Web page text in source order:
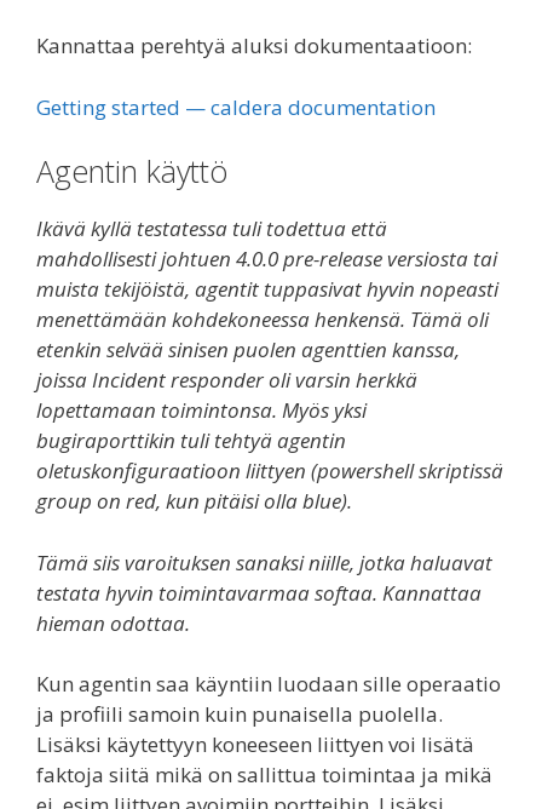
Kannattaa perehtyä aluksi dokumentaatioon:
Getting started — caldera documentation
Agentin käyttö
Ikävä kyllä testatessa tuli todettua että
mahdollisesti johtuen 4.0.0 pre-release versiosta tai
muista tekijöistä, agentit tuppasivat hyvin nopeasti
menettämään kohdekoneessa henkensä. Tämä oli
etenkin selvää sinisen puolen agenttien kanssa,
joissa Incident responder oli varsin herkkä
lopettamaan toimintonsa. Myös yksi
bugiraporttikin tuli tehtyä agentin
oletuskonfiguraatioon liittyen (powershell skriptissä
group on red, kun pitäisi olla blue).
Tämä siis varoituksen sanaksi niille, jotka haluavat
testata hyvin toimintavarmaa softaa. Kannattaa
hieman odottaa.
Kun agentin saa käyntiin luodaan sille operaatio
ja profiili samoin kuin punaisella puolella.
Lisäksi käytettyyn koneeseen liittyen voi lisätä
faktoja siitä mikä on sallittua toimintaa ja mikä